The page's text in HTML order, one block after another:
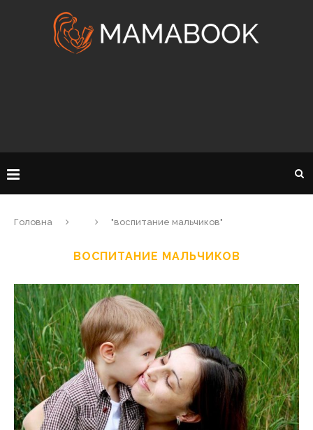
Головна "воспитание мальчиков"
ВОСПИТАНИЕ МАЛЬЧИКОВ